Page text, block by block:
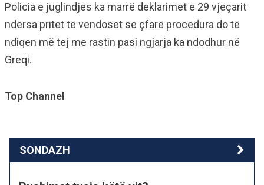
Policia e juglindjes ka marrë deklarimet e 29 vjeçarit
ndërsa pritet të vendoset se çfarë procedura do të
ndiqen më tej me rastin pasi ngjarja ka ndodhur në
Greqi.
Top Channel
SONDAZH